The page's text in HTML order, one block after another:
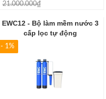
21.000.000₫
EWC12 - Bộ làm mềm nước 3
cấp lọc tự động
- 1%